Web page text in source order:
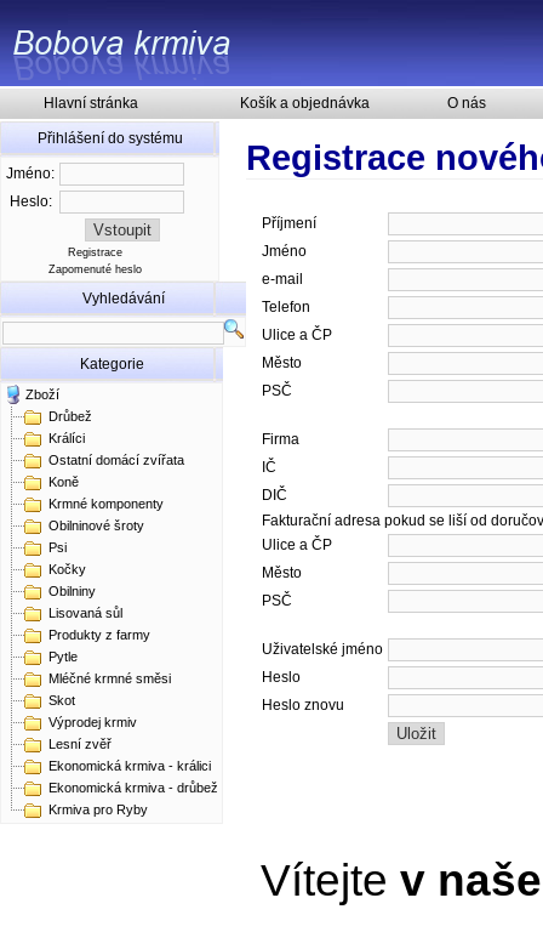
Hlavní stránka Košík a objednávka O nás
Přihlášení do systému
Jméno:
Heslo:
Registrace
Zapomenuté heslo
Vyhledávání
Kategorie
Zboží
Drůbež
Králíci
Ostatní domácí zvířata
Koně
Krmné komponenty
Obilninové šroty
Psi
Kočky
Obilniny
Lisovaná sůl
Produkty z farmy
Pytle
Mléčné krmné směsi
Skot
Výprodej krmiv
Lesní zvěř
Ekonomická krmiva - králici
Ekonomická krmiva - drůbež
Krmiva pro Ryby
Registrace
Příjmení
Jméno
e-mail
Telefon
Ulice a ČP
Město
PSČ
Firma
IČ
DIČ
Fakturační adresa pokud se liší od
Ulice a ČP
Město
PSČ
Uživatelské jméno
Heslo
Heslo znovu
Vítejte v